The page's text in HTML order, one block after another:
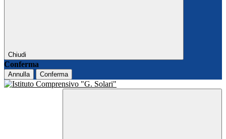
Chiudi
Conferma
Annulla Conferma